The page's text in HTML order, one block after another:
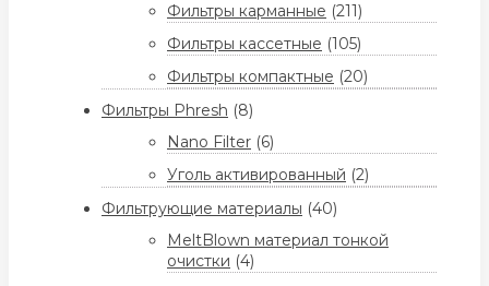
Фильтры карманные (211)
Фильтры кассетные (105)
Фильтры компактные (20)
Фильтры Phresh (8)
Nano Filter (6)
Уголь активированный (2)
Фильтрующие материалы (40)
MeltBlown материал тонкой
очистки (4)